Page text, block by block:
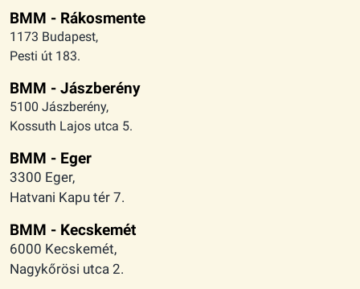
BMM - Rákosmente
1173 Budapest,
Pesti út 183.
BMM - Jászberény
5100 Jászberény,
Kossuth Lajos utca 5.
BMM - Eger
3300 Eger,
Hatvani Kapu tér 7.
BMM - Kecskemét
6000 Kecskemét,
Nagykőrösi utca 2.